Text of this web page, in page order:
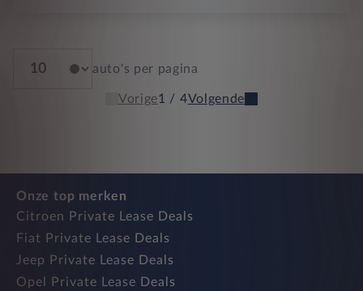
auto's per pagina
Vorige1 / 4Volgende
Onze top merken
Citroen Private Lease Deals
Fiat Private Lease Deals
Jeep Private Lease Deals
Opel Private Lease Deals